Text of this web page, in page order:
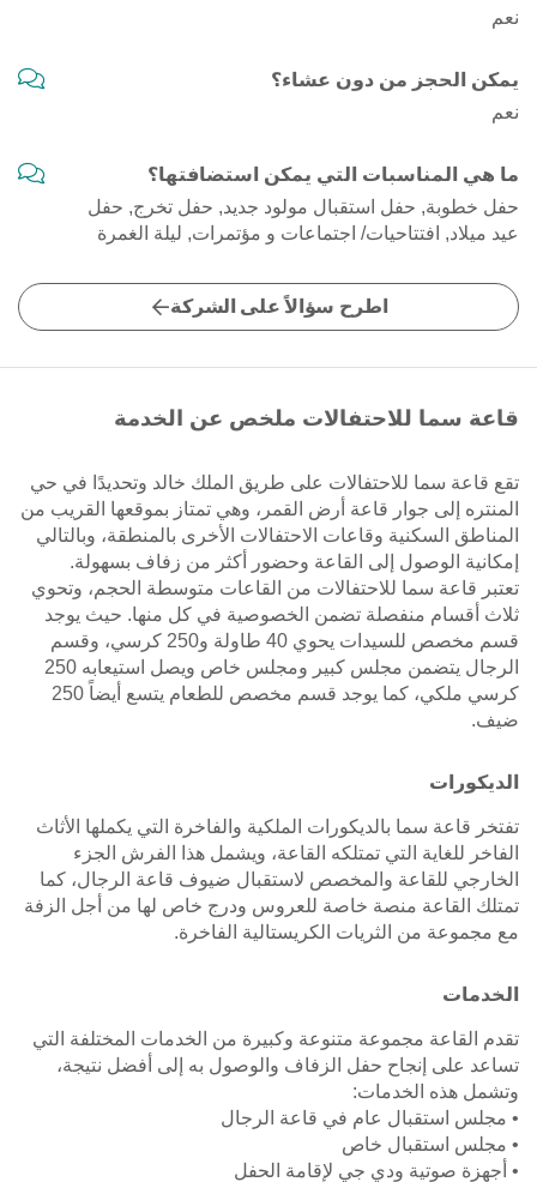
نعم
يمكن الحجز من دون عشاء؟
نعم
ما هي المناسبات التي يمكن استضافتها؟
حفل خطوبة, حفل استقبال مولود جديد, حفل تخرج, حفل
عيد ميلاد, افتتاحيات/ اجتماعات و مؤتمرات, ليلة الغمرة
اطرح سؤالاً على الشركة
قاعة سما للاحتفالات ملخص عن الخدمة
تقع قاعة سما للاحتفالات على طريق الملك خالد وتحديدًا في حي
المنتره إلى جوار قاعة أرض القمر، وهي تمتاز بموقعها القريب من
المناطق السكنية وقاعات الاحتفالات الأخرى بالمنطقة، وبالتالي
إمكانية الوصول إلى القاعة وحضور أكثر من زفاف بسهولة.
تعتبر قاعة سما للاحتفالات من القاعات متوسطة الحجم، وتحوي
ثلاث أقسام منفصلة تضمن الخصوصية في كل منها. حيث يوجد
قسم مخصص للسيدات يحوي 40 طاولة و250 كرسي، وقسم
الرجال يتضمن مجلس كبير ومجلس خاص ويصل استيعابه 250
كرسي ملكي، كما يوجد قسم مخصص للطعام يتسع أيضاً 250
ضيف.
الديكورات
تفتخر قاعة سما بالديكورات الملكية والفاخرة التي يكملها الأثاث
الفاخر للغاية التي تمتلكه القاعة، ويشمل هذا الفرش الجزء
الخارجي للقاعة والمخصص لاستقبال ضيوف قاعة الرجال، كما
تمتلك القاعة منصة خاصة للعروس ودرج خاص لها من أجل الزفة
مع مجموعة من الثريات الكريستالية الفاخرة.
الخدمات
تقدم القاعة مجموعة متنوعة وكبيرة من الخدمات المختلفة التي
تساعد على إنجاح حفل الزفاف والوصول به إلى أفضل نتيجة،
وتشمل هذه الخدمات:
• مجلس استقبال عام في قاعة الرجال
• مجلس استقبال خاص
• أجهزة صوتية ودي جي لإقامة الحفل